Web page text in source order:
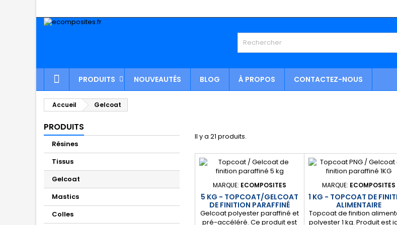
PRODUITS NOUVEAUTÉS BLOG À PROPOS CONTACTEZ-NOUS
Accueil Gelcoat
PRODUITS
Résines
Tissus
Gelcoat
Mastics
Colles
Il y a 21 produits.
MARQUE: ECOMPOSITES
5 KG - TOPCOAT/GELCOAT
DE FINITION PARAFFINÉ
Gelcoat polyester paraffiné et
pré-accéléré. Ce produit est
MARQUE: ECOMPOSITES
1 KG - TOPCOAT DE
ALIMENTAIRE
Topcoat de finition
polyester 1 kg. Produit est